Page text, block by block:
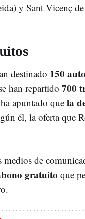
y Sant Vicenç
destinado 150
han repartido 700
apuntado que la
él, la oferta que
de
gratuito que